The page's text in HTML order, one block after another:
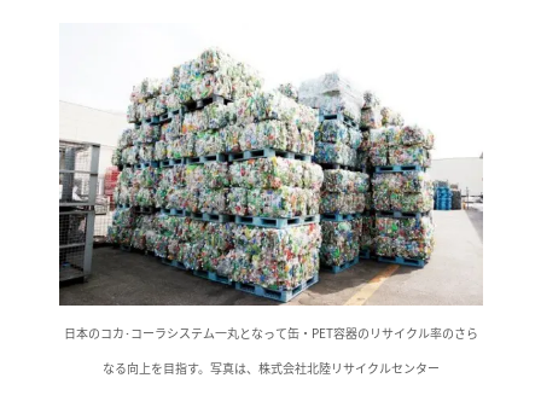
日本のコカ･コーラシステム一丸となって缶・PET容器のリサイクル率のさら
なる向上を目指す。写真は、株式会社北陸リサイクルセンター